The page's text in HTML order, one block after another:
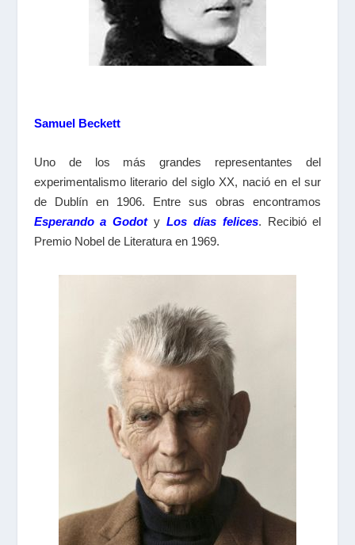
Samuel Beckett
Uno de los más grandes representantes del
experimentalismo literario del siglo XX, nació en el sur
de Dublín en 1906. Entre sus obras encontramos
Esperando a Godoty Los días felices. Recibió el
Premio Nobelde Literatura en 1969.